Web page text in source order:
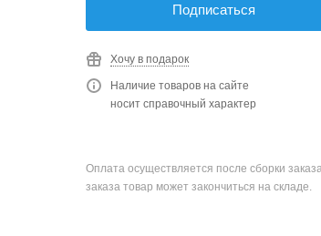
Подписаться
Хочу в подарок
Наличие товаров на сайте
носит справочный характер
Оплата осуществляется после сборки
заказа товар может закончиться на складе.